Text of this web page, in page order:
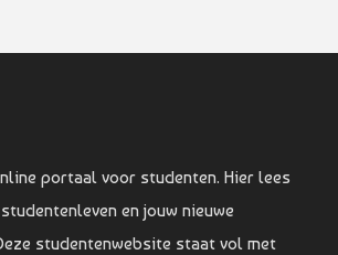
portaal voor studenten. Hier lees
en jouw nieuwe
studentenwebsite staat vol met